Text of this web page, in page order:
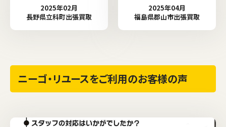
2025年02月
長野県立科町出張買取
2025年04月
福島県郡山市出張買取
ニーゴ・リユースをご利用のお客様の声